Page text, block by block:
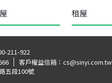
租屋
211-922
客戶權益信箱： cs@sinyi.com.tw
五段100號